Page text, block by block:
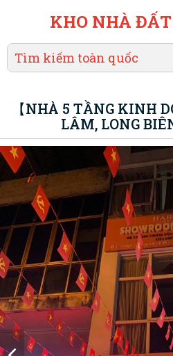
KHO NHÀ
【NHÀ 5 TẦNG KINH
LÂM, LONG